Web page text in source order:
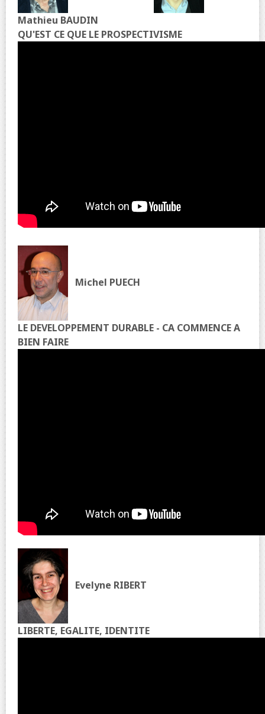
Mathieu BAUDIN
QU'EST CE QUE LE PROSPECTIVISME
Michel PUECH
LE DEVELOPPEMENT DURABLE - CA COMMENCE A
BIEN FAIRE
Evelyne RIBERT
LIBERTE, EGALITE, IDENTITE